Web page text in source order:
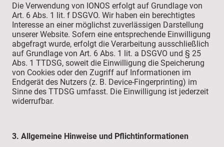
Die Verwendung von IONOS erfolgt auf Grundlage von
Art. 6 Abs. 1 lit. f DSGVO. Wir haben ein berechtigtes
Interesse an einer möglichst zuverlässigen Darstellung
unserer Website. Sofern eine entsprechende Einwilligung
abgefragt wurde, erfolgt die Verarbeitung ausschließlich
auf Grundlage von Art. 6 Abs. 1 lit. a DSGVO und § 25
Abs. 1 TTDSG, soweit die Einwilligung die Speicherung
von Cookies oder den Zugriff auf Informationen im
Endgerät des Nutzers (z. B. Device-Fingerprinting) im
Sinne des TTDSG umfasst. Die Einwilligung ist jederzeit
widerrufbar.
3. Allgemeine Hinweise und Pflicht­informationen